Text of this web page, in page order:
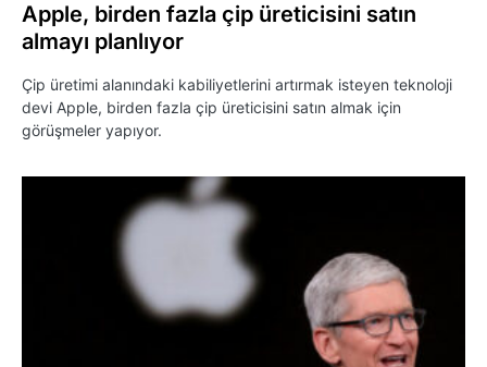
Apple, birden fazla çip üreticisini satın
almayı planlıyor
Çip üretimi alanındaki kabiliyetlerini artırmak isteyen teknoloji
devi Apple, birden fazla çip üreticisini satın almak için
görüşmeler yapıyor.